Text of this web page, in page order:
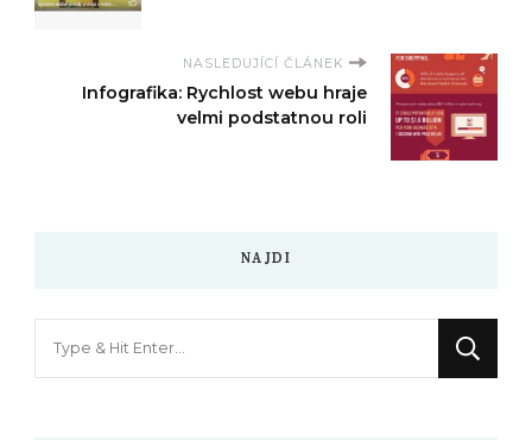
NASLEDUJÍCÍ ČLÁNEK
Infografika: Rychlost webu hraje
velmi podstatnou roli
NAJDI